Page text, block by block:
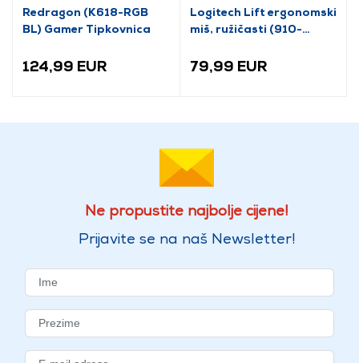
Redragon (K618-RGB
BL) Gamer Tipkovnica
124,99 EUR
Logitech Lift ergonomski
miš, ružičasti (910-
79,99 EUR
Ne propustite najbolje cijene!
Prijavite se na naš Newsletter!